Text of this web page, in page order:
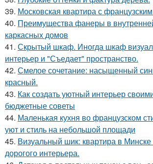
39. Московская квартира с
40. Преимущества фанеры в
каркасных домов
41. Скрытый шкаф. Иногда шкаф
интерьер и "Съедает" пространство.
42. Смелое сочетание: насыщенный
красный.
43. Как создать уютный интерьер
бюджетные советы
44. Маленькая кухня во французском
уют и стиль на небольшой площади
45. Визуальный шик: квартира в
дорогого интерьера.